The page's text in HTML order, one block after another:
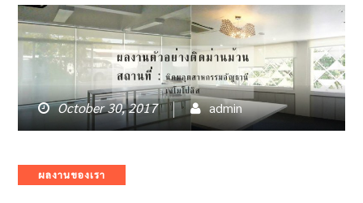
October 30, 2017 admin
Categories
ผลงานของเรา